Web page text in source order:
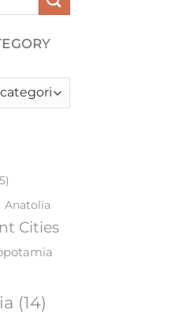
Anatolia
Cities
(14)